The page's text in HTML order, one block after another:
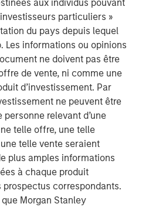
aux individus pouvant
particuliers »
du pays depuis lequel
Les informations ou opinions
ne doivent pas être
de vente, ni comme une
d’investissement. Par
ne peuvent être
relevant d’une
telle offre, une telle
telle vente seraient
plus amples informations
à chaque produit
prospectus correspondants.
Morgan Stanley
is at a key inflection
learned and rapid pace of
One lesson re-learned is
can be during tumultuous
K-shaped nature of the
PE’s own industry recovery.
a tough operating
years, characterized by
capital markets, higher
trade wars. While not
of these trends have
industry can look forward to
in 2026.